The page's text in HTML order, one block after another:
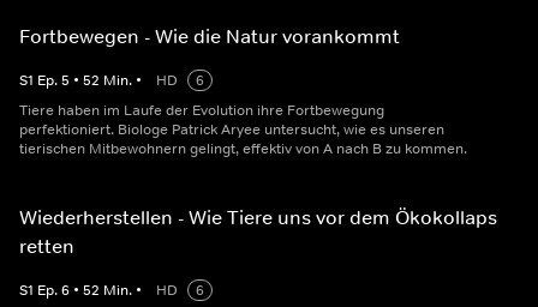
Fortbewegen - Wie die Natur vorankommt
S1 Ep.5 • 52 Min. • HD
6
Tiere haben im Laufe der Evolution ihre Fortbewegung
perfektioniert. Biologe Patrick Aryee untersucht, wie es unseren
tierischen Mitbewohnern gelingt, effektiv von A nach B zu kommen.
Wiederherstellen - Wie Tiere uns vor dem Ökokollaps
retten
S1 Ep.6 • 52 Min. • HD
6